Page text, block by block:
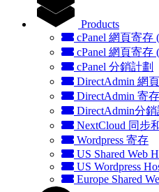
Products
cPanel 網頁寄存
cPanel 網頁寄存
cPanel 分銷計劃
DirectAdmin 網
DirectAdmin 寄
DirectAdmin分銷
NextCloud 同步
Wordpress 寄存
US Shared Web
US Wordpress
Europe Shared